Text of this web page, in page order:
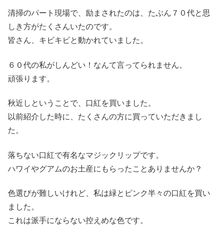
清掃のパート現場で、励まされたのは、たぶん７０代と思
しき方がたくさんいたのです。
皆さん、キビキビと動かれていました。
６０代の私がしんどい！なんて言ってられません。
頑張ります。
秋近しということで、口紅を買いました。
以前紹介した時に、たくさんの方に買っていただきまし
た。
落ちない口紅で有名なマジックリップです。
ハワイやグアムのお土産にもらったことありませんか？
色選びが難しいけれど、私は緑とピンク半々の口紅を買い
ました。
これは派手にならない控えめな色です。